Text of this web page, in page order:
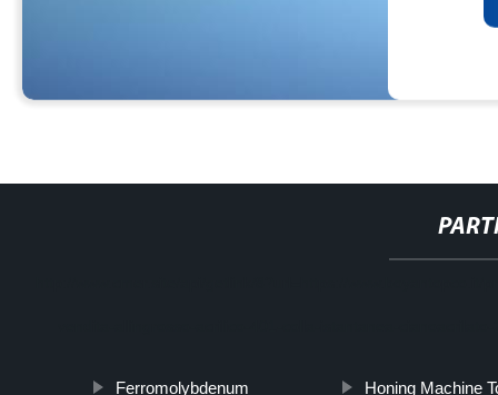
Ferromolybdenum Honing Machine